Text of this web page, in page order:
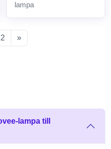
lampa
2 »
lampa till